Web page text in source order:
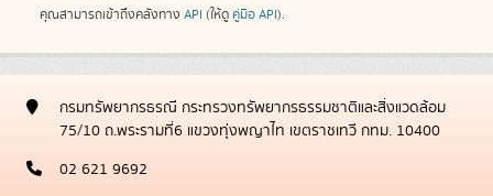
คุณสามารถเข้าถึงคลังทาง API (ให้ดู คู่มือ API).
กรมทรัพยากรธรณี กระทรวงทรัพยากรธรรมชาติและสิ่งแวดล้อม
75/10 ถ.พระรามที่6 แขวงทุ่งพญาไท เขตราชเทวี กทม. 10400
02 621 9692